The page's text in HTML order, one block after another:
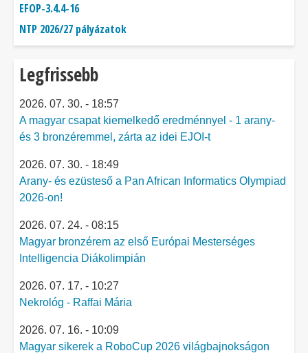
EFOP-3.4.4-16
NTP 2026/27 pályázatok
Legfrissebb
2026. 07. 30. - 18:57
A magyar csapat kiemelkedő eredménnyel - 1 arany-
és 3 bronzéremmel, zárta az idei EJOI-t
2026. 07. 30. - 18:49
Arany- és ezüsteső a Pan African Informatics Olympiad
2026-on!
2026. 07. 24. - 08:15
Magyar bronzérem az első Európai Mesterséges
Intelligencia Diákolimpián
2026. 07. 17. - 10:27
Nekrológ - Raffai Mária
2026. 07. 16. - 10:09
Magyar sikerek a RoboCup 2026 világbajnokságon